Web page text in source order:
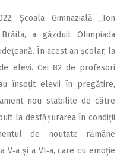
Școala Gimnazială ,,Ion
a găzduit Olimpiada
În acest an școlar, la
elevi. Cei 82 de profesori
însoțit elevii în pregătire,
nou stabilite de către
la desfășurarea în condiții
de noutate rămâne
și a VI‑a, care cu emoție